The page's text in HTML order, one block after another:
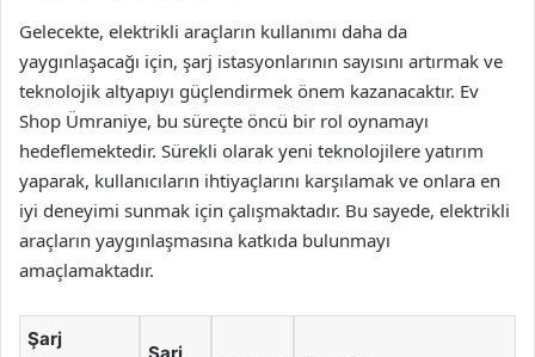
Gelecekte, elektrikli araçların kullanımı daha da
yaygınlaşacağı için, şarj istasyonlarının sayısını artırmak ve
teknolojik altyapıyı güçlendirmek önem kazanacaktır. Ev
Shop Ümraniye, bu süreçte öncü bir rol oynamayı
hedeflemektedir. Sürekli olarak yeni teknolojilere yatırım
yaparak, kullanıcıların ihtiyaçlarını karşılamak ve onlara en
iyi deneyimi sunmak için çalışmaktadır. Bu sayede, elektrikli
araçların yaygınlaşmasına katkıda bulunmayı
amaçlamaktadır.
Şarj
Şarj